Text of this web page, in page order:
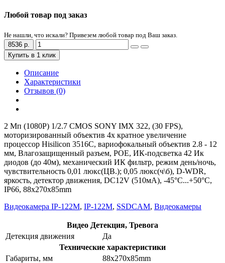
Любой товар под заказ
Не нашли, что искали? Привезем любой товар под Ваш заказ.
8536 р.
Купить в 1 клик
Описание
Характеристики
Отзывов (0)
2 Мп (1080Р) 1/2.7 CMOS SONY IMX 322, (30 FPS),
моторизированный объектив 4х кратное увеличение
процессор Hisilicon 3516С, вариофокальный объектив 2.8 - 12
мм, Влагозащищенный разъем, РОЕ, ИК-подсветка 42 Ик
диодов (до 40м), механический ИК фильтр, режим день/ночь,
чувствительность 0,01 люкс(ЦВ.); 0,05 люкс(ч\б), D-WDR,
яркость, детектор движения, DC12V (510мА), -45°С...+50°С,
IР66, 88x270x85mm
Видеокамера IP-122M, IP-122M, SSDCAM, Видеокамеры
Видео Детекция, Тревога
Детекция движения
Да
Технические характеристики
Габариты, мм
88x270x85mm